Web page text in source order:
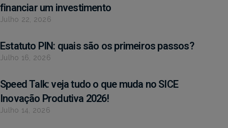
financiar um investimento
Julho 22, 2026
Estatuto PIN: quais são os primeiros passos?
Julho 16, 2026
Speed Talk: veja tudo o que muda no SICE
Inovação Produtiva 2026!
Julho 14, 2026